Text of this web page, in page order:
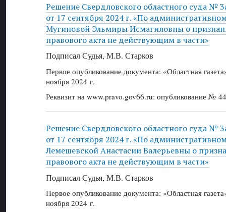
Решение Свердловского областного суда №
от 17 сентября 2024 г. «По
Мугиновой Эльмиры Исмагиловны о
правового акта не действующим в части»
Подписал Судья, М.В. Старков
Первое опубликование документа: «Областная
ноября 2024 г.
Реквизит на www.pravo.gov66.ru: опубликование №
Решение Свердловского областного суда №
от 17 сентября 2024 г. «По
Лемешевской Анастасии Валерьевны о
правового акта не действующим в части»
Подписал Судья, М.В. Старков
Первое опубликование документа: «Областная
ноября 2024 г.